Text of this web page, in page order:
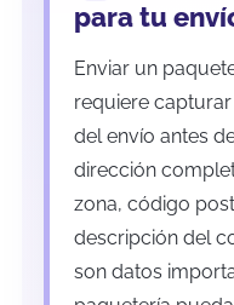
para tu
Enviar un
requiere
del envío antes
dirección
zona, código
descripción del
son datos